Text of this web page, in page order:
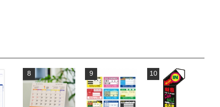
8 9 10